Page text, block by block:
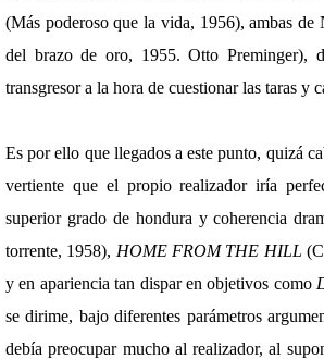
(Más poderoso que la vida, 1956), ambas de
del brazo de oro, 1955. Otto Preminger),
transgresor a la hora de cuestionar las taras y
Es por ello que llegados a este punto, quizá
vertiente que el propio realizador iría
superior grado de hondura y coherencia
torrente, 1958), HOME FROM THE HILL
y en apariencia tan dispar en objetivos como
se dirime, bajo diferentes parámetros
debía preocupar mucho al realizador, al